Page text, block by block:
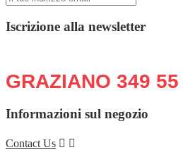
Iscrizione alla newsletter
GRAZIANO 349
Informazioni sul negozio
Contact Us  